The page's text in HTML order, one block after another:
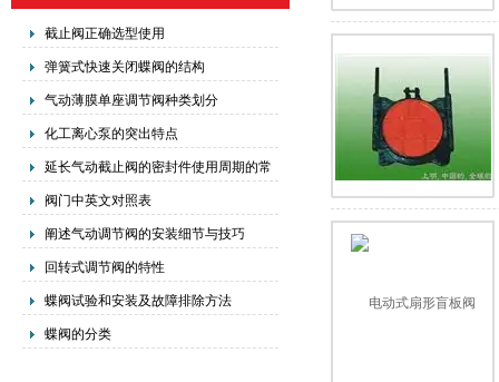
截止阀正确选型使用
弹簧式快速关闭蝶阀的结构
气动薄膜单座调节阀种类划分
化工离心泵的突出特点
延长气动截止阀的密封件使用周期的常
用方法
阀门中英文对照表
阐述气动调节阀的安装细节与技巧
回转式调节阀的特性
蝶阀试验和安装及故障排除方法
蝶阀的分类